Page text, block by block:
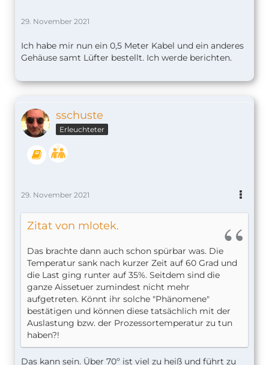
29. November 2021
Ich habe mir nun ein 0,5 Meter Kabel und ein anderes
Gehäuse samt Lüfter bestellt. Ich werde berichten.
sschuste
Erleuchteter
29. November 2021
Zitat von mlotek.
Das brachte dann auch schon spürbar was. Die
Temperatur sank nach kurzer Zeit auf 60 Grad und
die Last ging runter auf 35%. Seitdem sind die
ganze Aissetuer zumindest nicht mehr
aufgetreten. Könnt ihr solche "Phänomene"
bestätigen und können diese tatsächlich mit der
Auslastung bzw. der Prozessortemperatur zu tun
haben?!
Das kann sein. Über 70º ist viel zu heiß und führt zu